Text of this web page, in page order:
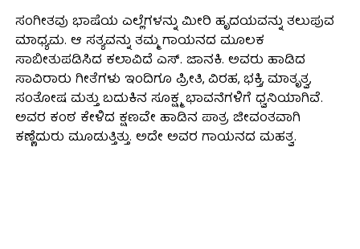
ಸಂಗೀತವು ಭಾಷೆಯ ಎಲ್ಲೆಗಳನ್ನು ಮೀರಿ ಹೃದಯವನ್ನು ತಲುಪುವ
ಮಾಧ್ಯಮ. ಆ ಸತ್ಯವನ್ನು ತಮ್ಮ ಗಾಯನದ ಮೂಲಕ
ಸಾಬೀತುಪಡಿಸಿದ ಕಲಾವಿದೆ ಎಸ್. ಜಾನಕಿ. ಅವರು ಹಾಡಿದ
ಸಾವಿರಾರು ಗೀತೆಗಳು ಇಂದಿಗೂ ಪ್ರೀತಿ, ವಿರಹ, ಭಕ್ತಿ, ಮಾತೃತ್ವ,
ಸಂತೋಷ ಮತ್ತು ಬದುಕಿನ ಸೂಕ್ಷ್ಮ ಭಾವನೆಗಳಿಗೆ ಧ್ವನಿಯಾಗಿವೆ.
ಅವರ ಕಂಠ ಕೇಳಿದ ಕ್ಷಣವೇ ಹಾಡಿನ ಪಾತ್ರ ಜೀವಂತವಾಗಿ
ಕಣ್ಣೆದುರು ಮೂಡುತ್ತಿತ್ತು. ಅದೇ ಅವರ ಗಾಯನದ ಮಹತ್ವ.